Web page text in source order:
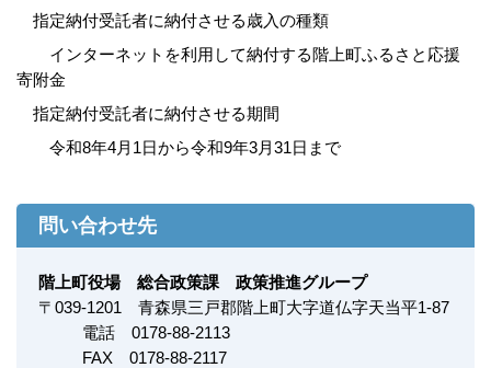
指定納付受託者に納付させる歳入の種類
インターネットを利用して納付する階上町ふるさと応援
寄附金
指定納付受託者に納付させる期間
令和8年4月1日から令和9年3月31日まで
問い合わせ先
階上町役場 総合政策課 政策推進グループ
〒 039-1201
青森県三戸郡階上町大字道仏字天当平1-87
電話 0178-88-2113
FAX 0178-88-2117